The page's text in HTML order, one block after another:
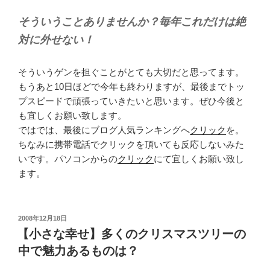
そういうことありませんか？毎年これだけは絶
対に外せない！
そういうゲンを担ぐことがとても大切だと思ってます。
もうあと10日ほどで今年も終わりますが、最後までトッ
プスピードで頑張っていきたいと思います。ぜひ今後と
も宜しくお願い致します。
ではでは、最後にブログ人気ランキングへクリック を。
ちなみに携帯電話でクリックを頂いても反応しないみた
いです。パソコンからのクリックにて宜しくお願い致し
ます。
投
日:
2008年12月18日
【小さな幸せ】多くのクリスマスツリーの
中で魅力あるものは？